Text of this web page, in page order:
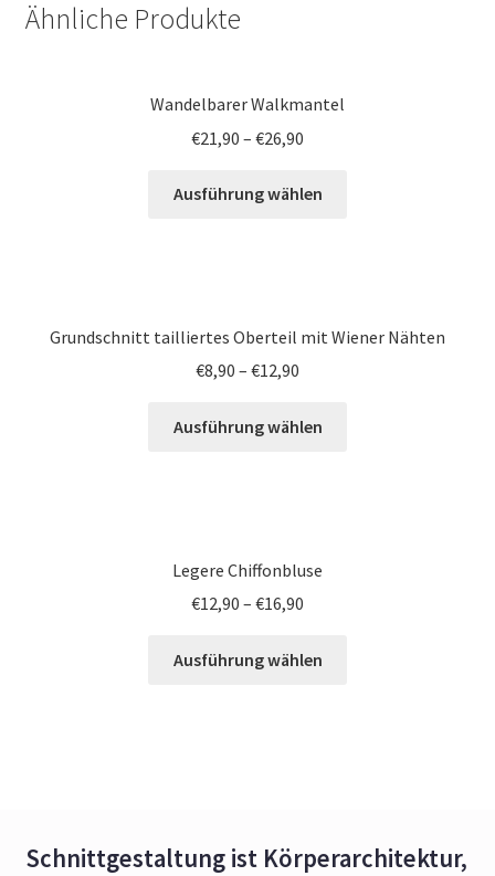
Ähnliche Produkte
Wandelbarer Walkmantel
€21,90 – €26,90
Ausführung wählen
Grundschnitt tailliertes Oberteil mit Wiener Nähten
€8,90 – €12,90
Ausführung wählen
Legere Chiffonbluse
€12,90 – €16,90
Ausführung wählen
Schnittgestaltung ist Körperarchitektur,